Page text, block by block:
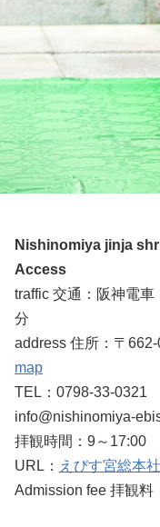
Nishinomiya jinja
Access
traffic 交通：阪神電
分
address 住所：〒
map
TEL：0798-33-0321
info@nishinomiya-
拝観時間：9～17:00
URL： えびす宮総本
Admission fee 拝観料